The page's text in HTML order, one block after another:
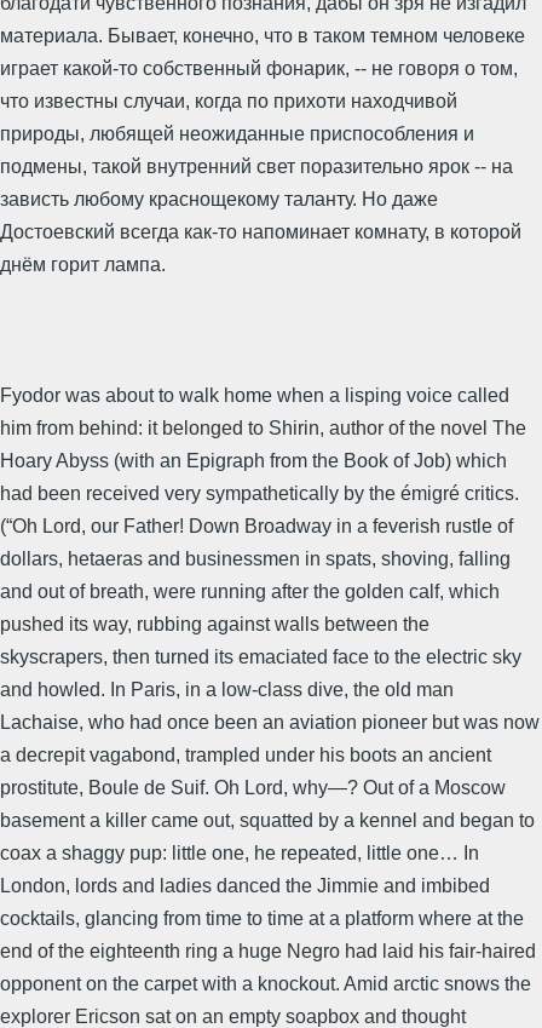
материала. Бывает, конечно, что в таком темном человеке
играет какой-то собственный фонарик, -- не говоря о том,
что известны случаи, когда по прихоти находчивой
природы, любящей неожиданные приспособления и
подмены, такой внутренний свет поразительно ярок -- на
зависть любому краснощекому таланту. Но даже
Достоевский всегда как-то напоминает комнату, в которой
днём горит лампа.
Fyodor was about to walk home when a lisping voice called
him from behind: it belonged to Shirin, author of the novel The
Hoary Abyss (with an Epigraph from the Book of Job) which
had been received very sympathetically by the émigré critics.
(“Oh Lord, our Father! Down Broadway in a feverish rustle of
dollars, hetaeras and businessmen in spats, shoving, falling
and out of breath, were running after the golden calf, which
pushed its way, rubbing against walls between the
skyscrapers, then turned its emaciated face to the electric sky
and howled. In Paris, in a low-class dive, the old man
Lachaise, who had once been an aviation pioneer but was now
a decrepit vagabond, trampled under his boots an ancient
prostitute, Boule de Suif. Oh Lord, why—? Out of a Moscow
basement a killer came out, squatted by a kennel and began to
coax a shaggy pup: little one, he repeated, little one… In
London, lords and ladies danced the Jimmie and imbibed
cocktails, glancing from time to time at a platform where at the
end of the eighteenth ring a huge Negro had laid his fair-haired
opponent on the carpet with a knockout. Amid arctic snows the
explorer Ericson sat on an empty soapbox and thought